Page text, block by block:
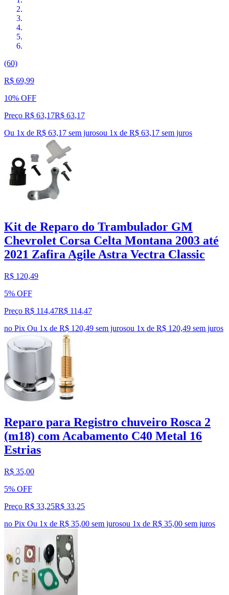
(60)
R$ 69,99
10% OFF
Preço R$ 63,17R$ 63,17
Ou 1x de R$ 63,17 sem jurosou 1x de R$ 63,17 sem juros
Kit de Reparo do Trambulador GM
Chevrolet Corsa Celta Montana 2003 até
2021 Zafira Agile Astra Vectra Classic
R$ 120,49
5% OFF
Preço R$ 114,47R$ 114,47
no Pix Ou 1x de R$ 120,49 sem jurosou 1x de R$ 120,49 sem juros
Reparo para Registro chuveiro Rosca 2
(m18) com Acabamento C40 Metal 16
Estrias
R$ 35,00
5% OFF
Preço R$ 33,25R$ 33,25
no Pix Ou 1x de R$ 35,00 sem jurosou 1x de R$ 35,00 sem juros